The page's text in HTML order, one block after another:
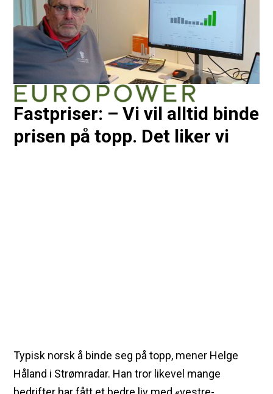
Fastpriser: – Vi vil alltid binde
prisen på topp. Det liker vi
Typisk norsk å binde seg på topp, mener Helge
Håland i Strømradar. Han tror likevel mange